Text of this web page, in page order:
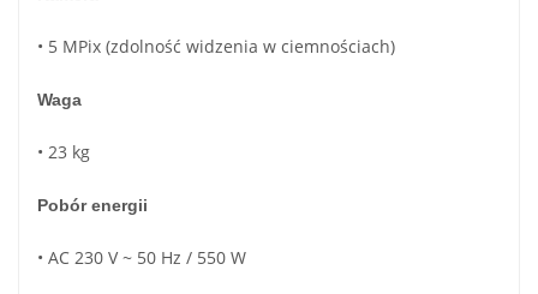
• 5 MPix (zdolność widzenia w ciemnościach)
Waga
• 23 kg
Pobór energii
• AC 230 V ~ 50 Hz / 550 W